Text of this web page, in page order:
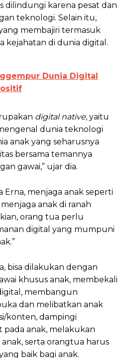
dilindungi karena pesat dan
teknologi. Selain itu,
membajiri termasuk
kejahatan di dunia digital.
Dunia Digital
digital native, yaitu
dunia teknologi
anak yang seharusnya
bersama temannya
gawai,” ujar dia.
Erna, menjaga anak seperti
anak di ranah
orang tua perlu
digital yang mumpuni
bisa dilakukan dengan
khusus anak, membekali
membangun
dan melibatkan anak
konten, dampingi
anak, melakukan
serta orangtua harus
baik bagi anak.